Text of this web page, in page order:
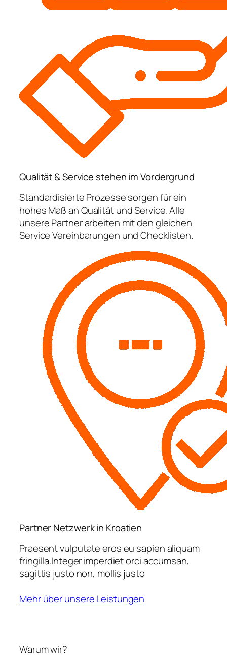
Qualität & Service stehen im Vordergrund
Standardisierte Prozesse sorgen für ein
hohes Maß an Qualität und Service. Alle
unsere Partner arbeiten mit den gleichen
Service Vereinbarungen und Checklisten.
Partner Netzwerk in Kroatien
Praesent vulputate eros eu sapien aliquam
fringilla.Integer imperdiet orci accumsan,
sagittis justo non, mollis justo
Mehr über unsere Leistungen
Warum wir?